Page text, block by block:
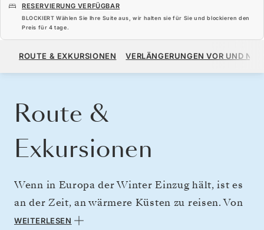
RESERVIERUNG VERFÜGBAR
BLOCKIERT Wählen Sie Ihre Suite aus, wir halten sie für Sie und blockieren den
Preis für 4 tage.
5.040 $
ROUTE & EXKURSIONEN VERLÄNGERUNGEN VOR UND
Route &
Exkursionen
Wenn in Europa der Winter Einzug hält, ist es
an der Zeit, an wärmere Küsten zu reisen. Von
Lissabon aus geht es zu den atemberaubenden
WEITERLESEN